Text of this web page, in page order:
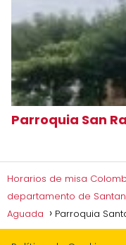
Parroquia San
Horarios de misa
departamento de
Aguada
Parroquia